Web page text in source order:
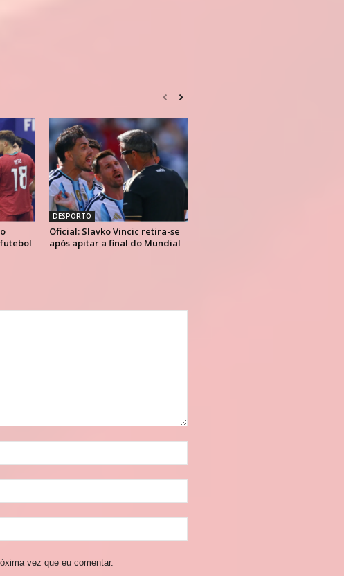
futebol
DESPORTO
Oficial: Slavko Vincic retira-se
após apitar a final do Mundial
vez que eu comentar.